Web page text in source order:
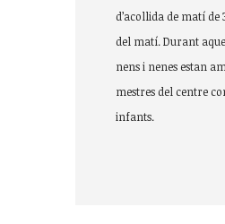
d’acollida de matí de
del matí. Durant
nens i nenes estan
mestres del centre
infants.